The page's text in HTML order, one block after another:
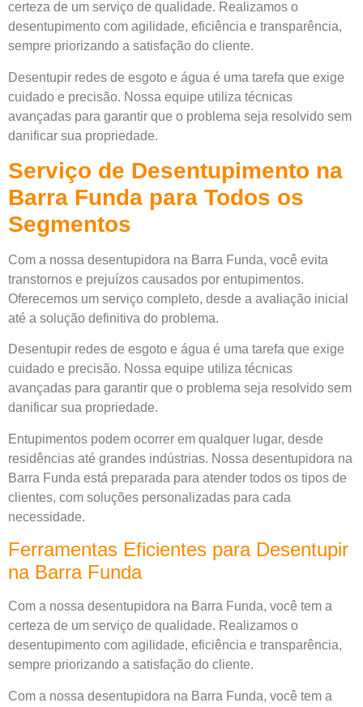
certeza de um serviço de qualidade. Realizamos o
desentupimento com agilidade, eficiência e transparência,
sempre priorizando a satisfação do cliente.
Desentupir redes de esgoto e água é uma tarefa que exige
cuidado e precisão. Nossa equipe utiliza técnicas
avançadas para garantir que o problema seja resolvido sem
danificar sua propriedade.
Serviço de Desentupimento na
Barra Funda para Todos os
Segmentos
Com a nossa desentupidora na Barra Funda, você evita
transtornos e prejuízos causados por entupimentos.
Oferecemos um serviço completo, desde a avaliação inicial
até a solução definitiva do problema.
Desentupir redes de esgoto e água é uma tarefa que exige
cuidado e precisão. Nossa equipe utiliza técnicas
avançadas para garantir que o problema seja resolvido sem
danificar sua propriedade.
Entupimentos podem ocorrer em qualquer lugar, desde
residências até grandes indústrias. Nossa desentupidora na
Barra Funda está preparada para atender todos os tipos de
clientes, com soluções personalizadas para cada
necessidade.
Ferramentas Eficientes para Desentupir
na Barra Funda
Com a nossa desentupidora na Barra Funda, você tem a
certeza de um serviço de qualidade. Realizamos o
desentupimento com agilidade, eficiência e transparência,
sempre priorizando a satisfação do cliente.
Com a nossa desentupidora na Barra Funda, você tem a